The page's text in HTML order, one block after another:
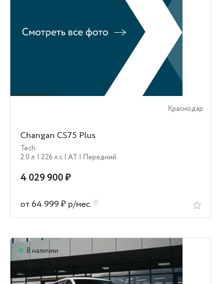
Краснодар
Changan CS75 Plus
Tech
2.0 л. | 226 л.c | AT | Передний
4 029 900 ₽
от 64 999 ₽ р/мес.
В наличии